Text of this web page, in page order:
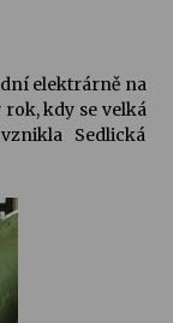
Quijotova
Kolchoz a
elektrárně na
rok, kdy se velká
Sedlická